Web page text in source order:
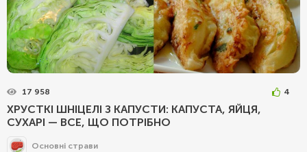
17 958 4
ХРУСТКІ ШНІЦЕЛІ З КАПУСТИ: КАПУСТА, ЯЙЦЯ,
СУХАРІ — ВСЕ, ЩО ПОТРІБНО
Основні страви